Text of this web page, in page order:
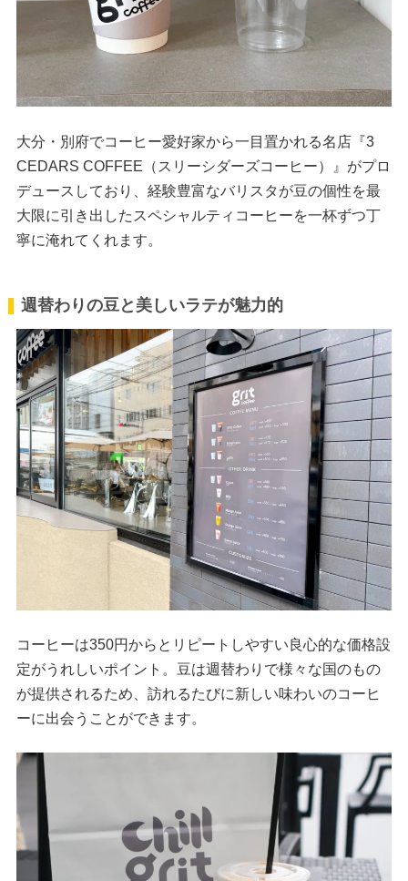
大分・別府でコーヒー愛好家から一目置かれる名店『3
CEDARS COFFEE（スリーシダーズコーヒー）』がプロ
デュースしており、経験豊富なバリスタが豆の個性を最
大限に引き出したスペシャルティコーヒーを一杯ずつ丁
寧に淹れてくれます。
週替わりの豆と美しいラテが魅力的
コーヒーは350円からとリピートしやすい良心的な価格設
定がうれしいポイント。豆は週替わりで様々な国のもの
が提供されるため、訪れるたびに新しい味わいのコーヒ
ーに出会うことができます。